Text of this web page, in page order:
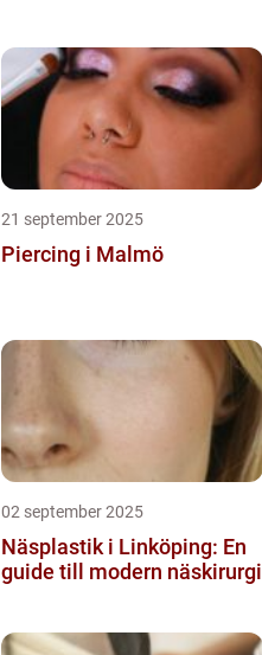
21 september 2025
Piercing i Malmö
02 september 2025
Näsplastik i Linköping: En
guide till modern näskirurgi